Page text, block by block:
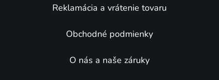
Reklamácia a vrátenie tovaru
Obchodné podmienky
O nás a naše záruky